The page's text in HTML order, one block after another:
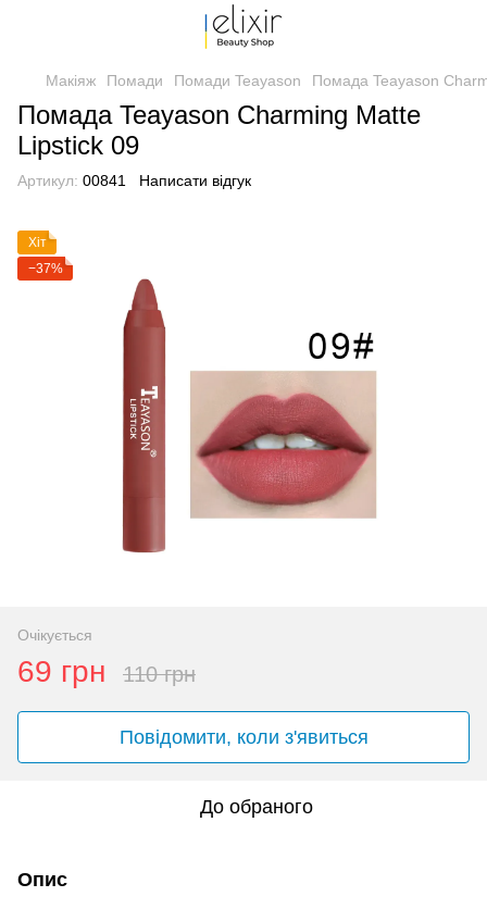
Макіяж Помади Помади Teayason Помада Teayason
Помада Teayason Charming Matte
Lipstick 09
Артикул: 00841 Написати відгук
Хіт
−37%
Очікується
69 грн 110 грн
Повідомити, коли з'явиться
До обраного
Опис